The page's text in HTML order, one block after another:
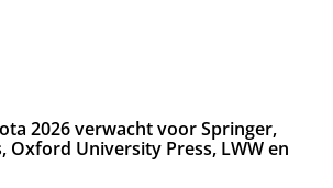
2026 verwacht voor Springer,
Oxford University Press, LWW en